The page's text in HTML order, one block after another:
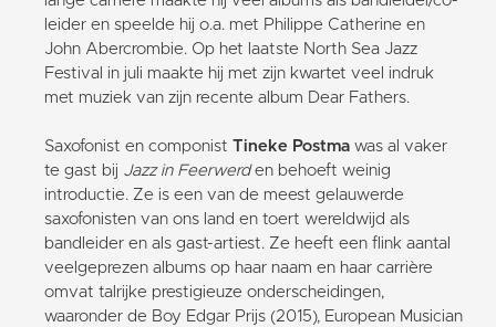
leider en speelde hij o.a. met Philippe Catherine en
John Abercrombie. Op het laatste North Sea Jazz
Festival in juli maakte hij met zijn kwartet veel indruk
met muziek van zijn recente album Dear Fathers.
Saxofonist en componist Tineke Postma was al vaker
te gast bij Jazz in Feerwerden behoeft weinig
introductie. Ze is een van de meest gelauwerde
saxofonisten van ons land en toert wereldwijd als
bandleider en als gast-artiest. Ze heeft een flink aantal
veelgeprezen albums op haar naam en haar carrière
omvat talrijke prestigieuze onderscheidingen,
waaronder de Boy Edgar Prijs (2015), European Musician